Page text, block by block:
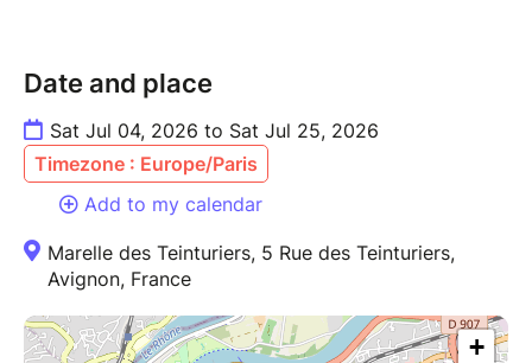
Date and place
Sat Jul 04, 2026 to Sat Jul 25, 2026
Timezone : Europe/Paris
Add to my calendar
Marelle des Teinturiers, 5 Rue des Teinturiers,
Avignon, France
+